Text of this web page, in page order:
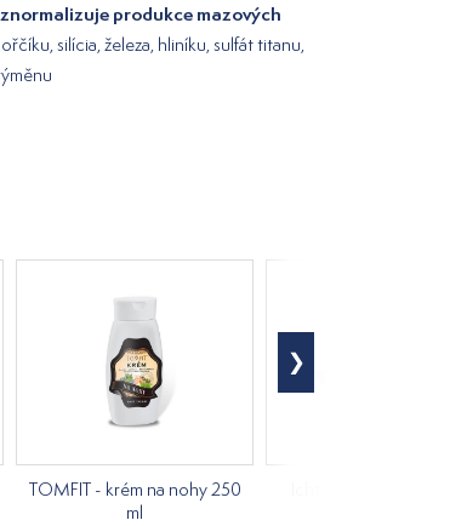
znormalizuje produkce mazových
silícia, železa, hliníku, sulfát titanu,
TOMFIT - krém na nohy 250
ml